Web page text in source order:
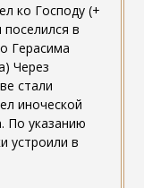
ко Господу (+
в
Герасима
Через
стали
иноческой
По указанию
устроили в